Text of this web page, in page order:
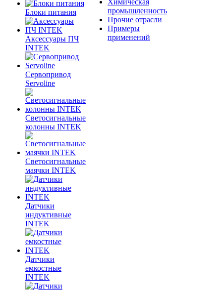
Блоки питания
Аксессуары ПЧ
INTEK
Сервопривод
Servoline
Светосигнальные
колонны INTEK
Светосигнальные
маячки INTEK
Датчики
индуктивные
INTEK
Датчики
емкостные
INTEK
Химическая
промышленность
Прочие отрасли
Примеры
применений